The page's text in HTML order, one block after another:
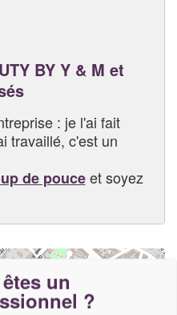
BY Y & M et
: je l'ai fait
travaillé, c'est un
de pouceet soyez
un
?